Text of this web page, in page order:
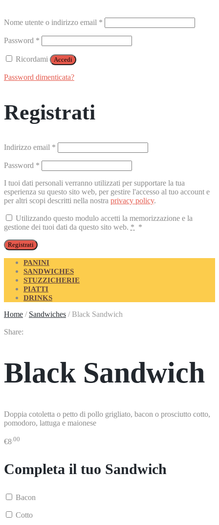
Nome utente o indirizzo email *
Password *
Ricordami Accedi
Password dimenticata?
Registrati
Indirizzo email *
Password *
I tuoi dati personali verranno utilizzati per supportare la tua
esperienza su questo sito web, per gestire l'accesso al tuo account e
per altri scopi descritti nella nostra privacy policy.
Utilizzando questo modulo accetti la memorizzazione e la
gestione dei tuoi dati da questo sito web. * *
Registrati
PANINI
SANDWICHES
STUZZICHERIE
PIATTI
DRINKS
Home / Sandwiches /Black Sandwich
Share:
Black Sandwich
Doppia cotoletta o petto di pollo grigliato, bacon o prosciutto cotto,
pomodoro, lattuga e maionese
€8 .00
Completa il tuo Sandwich
Bacon
Cotto